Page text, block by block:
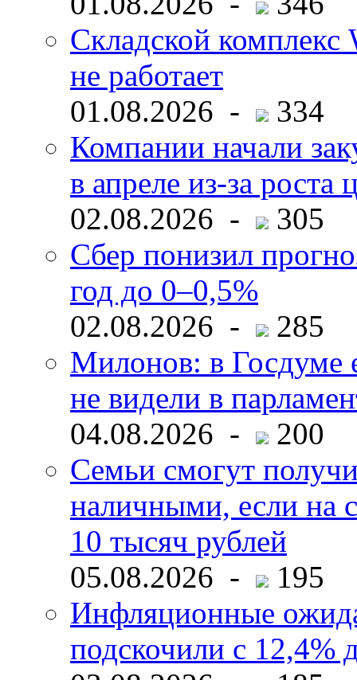
Складской комплекс
не работает
01.08.2026 -
334
Компании начали
в апреле из-за роста
02.08.2026 -
305
Сбер понизил
год до 0–0,5%
02.08.2026 -
285
Милонов: в Госдуме
не видели в
04.08.2026 -
200
Семьи смогут
наличными, если на
10 тысяч рублей
05.08.2026 -
195
Инфляционные
подскочили с 12,4%